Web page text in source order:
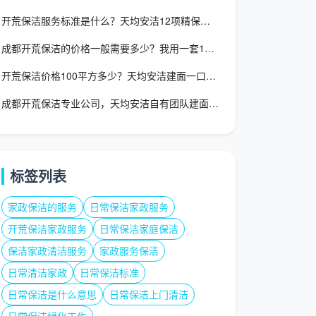
开荒保洁服务标准是什么？天均安洁12项精保洁逐项验收标准
成都开荒保洁的价格一般需要多少？我用一套100㎡新房给你算了
开荒保洁价格100平方多少？天均安洁建面一口价1300元全包
成都开荒保洁专业公司，天均安洁自有团队建面一口价全包
标签列表
家政保洁的服务
日常保洁家政服务
开荒保洁家政服务
日常保洁家庭保洁
保洁家政清洁服务
家政服务保洁
日常清洁家政
日常保洁标准
日常保洁是什么意思
日常保洁上门清洁